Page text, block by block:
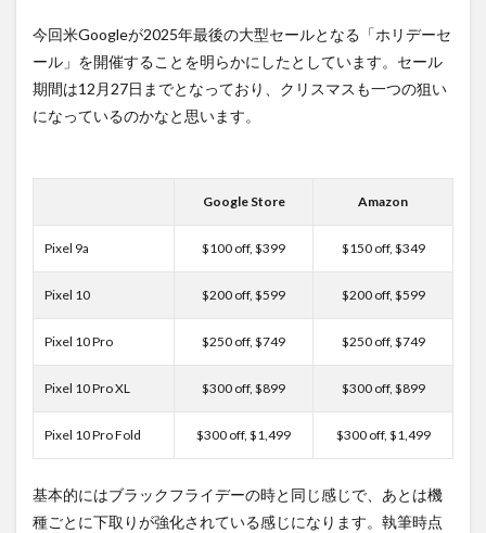
おす
す
め！
今回米Googleが2025年最後の大型セールとなる「ホリデーセ
ール」を開催することを明らかにしたとしています。セール
期間は12月27日までとなっており、クリスマスも一つの狙い
になっているのかなと思います。
Google Store Amazon
Pixel 9a $100 off, $399 $150 off, $349
Pixel 10 $200 off, $599 $200 off, $599
Pixel 10 Pro $250 off, $749 $250 off, $749
Pixel 10 Pro XL $300 off, $899 $300 off, $899
Pixel 10 Pro Fold $300 off, $1,499 $300 off, $1,499
基本的にはブラックフライデーの時と同じ感じで、あとは機
種ごとに下取りが強化されている感じになります。執筆時点